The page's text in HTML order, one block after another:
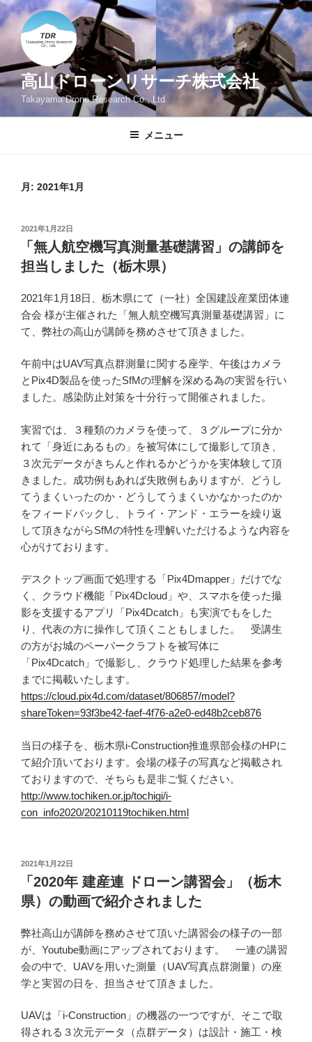
コ
ン
ツ
へ
高山ドローンリサーチ株式会社
Takayama Drone Research Co., Ltd.
メニュー
月: 2021年1月
投
2021年1月22日
「無人航空機写真測量基礎講習」の講師を
担当しました（栃木県）
2021年1月18日、栃木県にて（一社）全国建設産業団体連
合会 様が主催された「無人航空機写真測量基礎講習」に
て、弊社の高山が講師を務めさせて頂きました。
午前中はUAV写真点群測量に関する座学、午後はカメラ
とPix4D製品を使ったSfMの理解を深める為の実習を行い
ました。感染防止対策を十分行って開催されました。
実習では、３種類のカメラを使って、３グループに分か
れて「身近にあるもの」を被写体にして撮影して頂き、
３次元データがきちんと作れるかどうかを実体験して頂
きました。成功例もあれば失敗例もありますが、どうし
てうまくいったのか・どうしてうまくいかなかったのか
をフィードバックし、トライ・アンド・エラーを繰り返
して頂きながらSfMの特性を理解いただけるような内容を
心がけております。
デスクトップ画面で処理する「Pix4Dmapper」だけでな
く、クラウド機能「Pix4Dcloud」や、スマホを使った撮
影を支援するアプリ「Pix4Dcatch」も実演でもをした
り、代表の方に操作して頂くこともしました。 受講生
の方がお城のペーパークラフトを被写体に
「Pix4Dcatch」で撮影し、クラウド処理した結果を参考
までに掲載いたします。
https://cloud.pix4d.com/dataset/806857/model?
shareToken=93f3be42-faef-4f76-a2e0-ed48b2ceb876
当日の様子を、栃木県i-Construction推進県部会様のHPに
て紹介頂いております。会場の様子の写真など掲載され
ておりますので、そちらも是非ご覧ください。
http://www.tochiken.or.jp/tochigi/i-
con_info2020/20210119tochiken.html
投
2021年1月22日
「2020年 建産連 ドローン講習会」（栃木
県）の動画で紹介されました
弊社高山が講師を務めさせて頂いた講習会の様子の一部
が、Youtube動画にアップされております。 一連の講習
会の中で、UAVを用いた測量（UAV写真点群測量）の座
学と実習の日を、担当させて頂きました。
UAVは「i-Construction」の機器の一つですが、そこで取
得される３次元データ（点群データ）は設計・施工・検